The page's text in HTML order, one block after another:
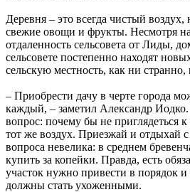
Деревня – это всегда чистый
свежие овощи и фрукты. Несмотря
отдаленность сельсовета от Лиды,
сельсовете постепенно находят
сельскую местность, как ни
– Приобрести дачу в черте города
каждый, – заметил Александр Иодко.
вопрос: почему бы не приглядеться
тот же воздух. Приезжай и отдыхай
вопроса невелика: в среднем
купить за копейки. Правда, есть
участок нужно привести в порядок
должны стать ухоженными.